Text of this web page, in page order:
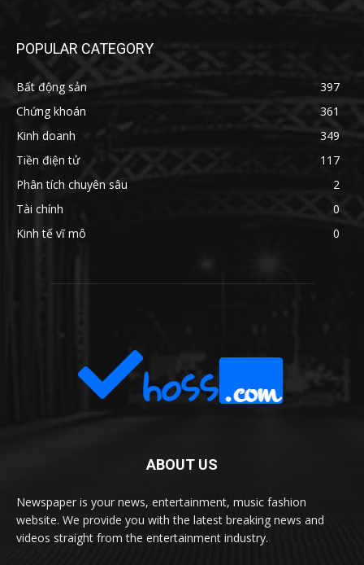
POPULAR CATEGORY
Bất động sản
397
Chứng khoán
361
Kinh doanh
349
Tiền điện tử
117
Phân tích chuyên sâu
2
Tài chính
0
Kinh tế vĩ mô
0
ABOUT US
Newspaper is your news, entertainment, music fashion
website. We provide you with the latest breaking news and
videos straight from the entertainment industry.